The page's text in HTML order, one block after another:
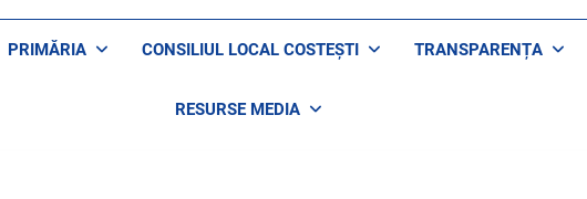
PRIMĂRIA CONSILIUL LOCAL COSTEȘTI TRANSPARENȚA
RESURSE MEDIA